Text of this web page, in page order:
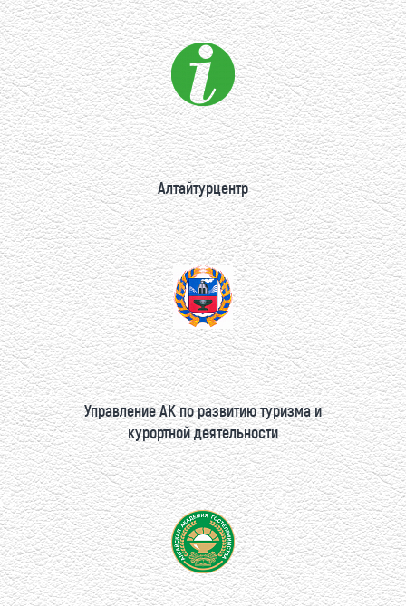
Алтайтурцентр
Управление АК по развитию туризма и
курортной деятельности